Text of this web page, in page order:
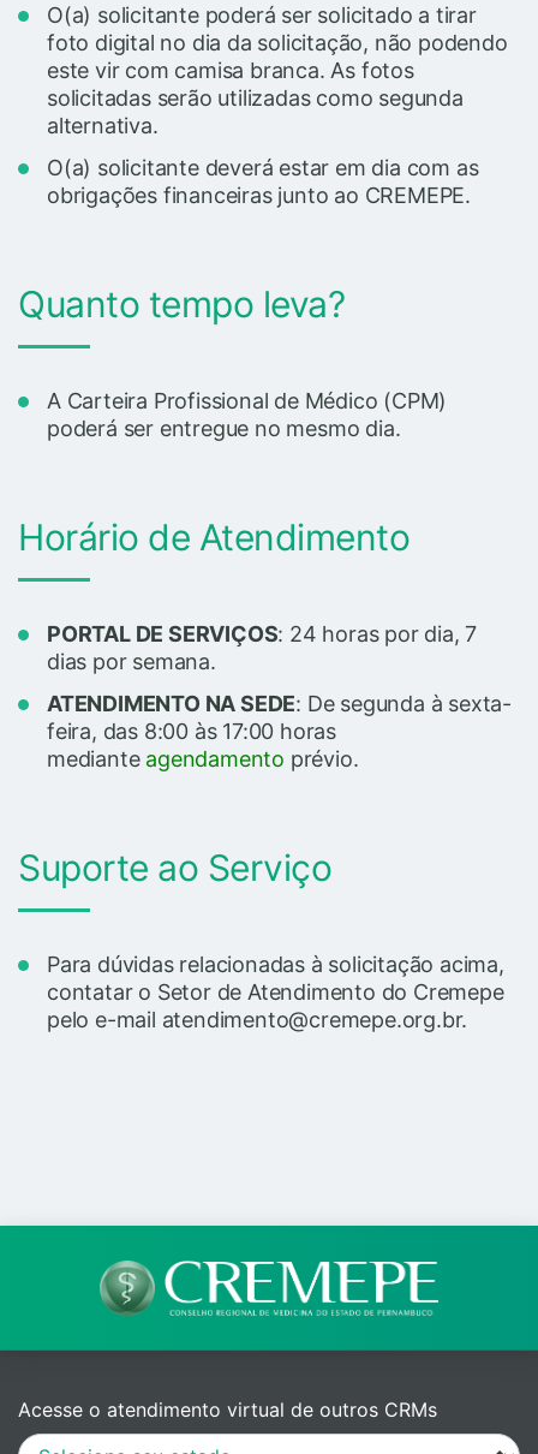
O(a) solicitante poderá ser solicitado a tirar
foto digital no dia da solicitação, não podendo
este vir com camisa branca. As fotos
solicitadas serão utilizadas como segunda
alternativa.
O(a) solicitante deverá estar em dia com as
obrigações financeiras junto ao CREMEPE.
Quanto tempo leva?
A Carteira Profissional de Médico (CPM)
poderá ser entregue no mesmo dia.
Horário de Atendimento
PORTAL DE SERVIÇOS: 24 horas por dia, 7
dias por semana.
ATENDIMENTO NA SEDE: De segunda à sexta-
feira, das 8:00 às 17:00 horas
mediante agendamento prévio.
Suporte ao Serviço
Para dúvidas relacionadas à solicitação acima,
contatar o Setor de Atendimento do Cremepe
pelo e-mail atendimento@cremepe.org.br.
Acesse o atendimento virtual de outros CRMs